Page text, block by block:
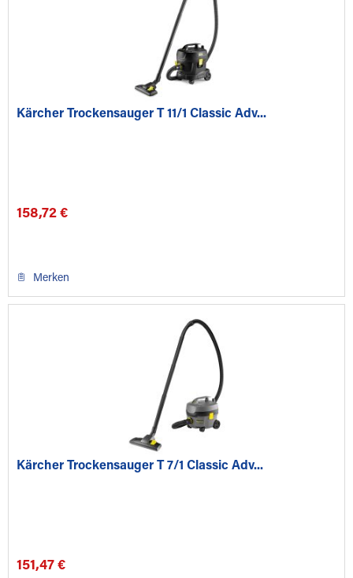
Kärcher Trockensauger T 11/1 Classic Adv...
158,72 €
Merken
Kärcher Trockensauger T 7/1 Classic Adv...
151,47 €